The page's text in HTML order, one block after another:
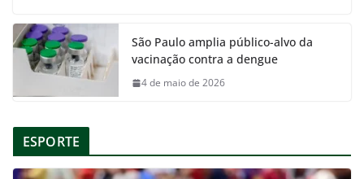
São Paulo amplia público-alvo da
vacinação contra a dengue
4 de maio de 2026
ESPORTE